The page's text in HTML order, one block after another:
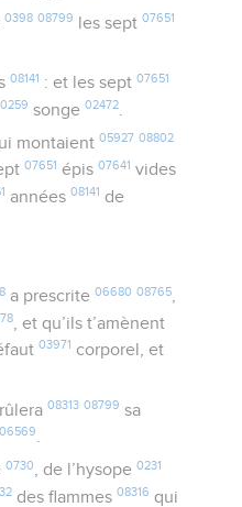
0398 08799 les sept 07651
08141 : et les sept 07651
0259 songe02472
montaient 05927 08802
07651 épis07641 vides
années08141
de
a prescrite 06680 08765,
, et qu’ils t’amènent
03971
corporel, et
08313 08799 sa
06569.
0730, de l’hysope 0231
des flammes08316 qui